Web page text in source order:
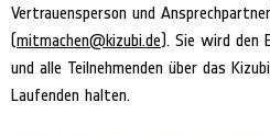
Vertrauensperson und
(mitmachen@kizubi.de). Sie wird den
und alle Teilnehmenden über das
Laufenden halten.